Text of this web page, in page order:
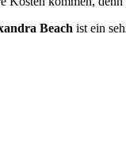
Beach ist ein